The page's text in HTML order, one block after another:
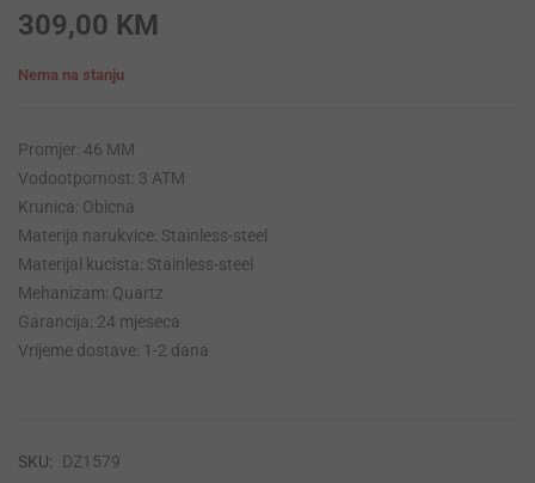
309,00 KM
Nema na stanju
Promjer: 46 MM
Vodootpornost: 3 ATM
Krunica: Obicna
Materija narukvice: Stainless-steel
Materijal kucista: Stainless-steel
Mehanizam: Quartz
Garancija: 24 mjeseca
Vrijeme dostave: 1-2 dana
SKU: DZ1579